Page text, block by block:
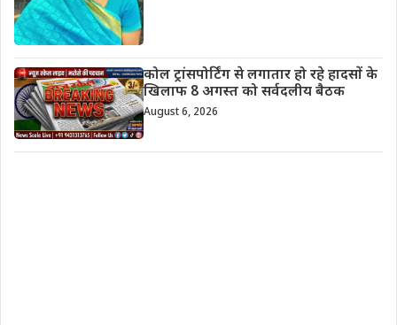
कोल ट्रांसपोर्टिंग से लगातार हो रहे हादसों के
खिलाफ 8 अगस्त को सर्वदलीय बैठक
August 6, 2026